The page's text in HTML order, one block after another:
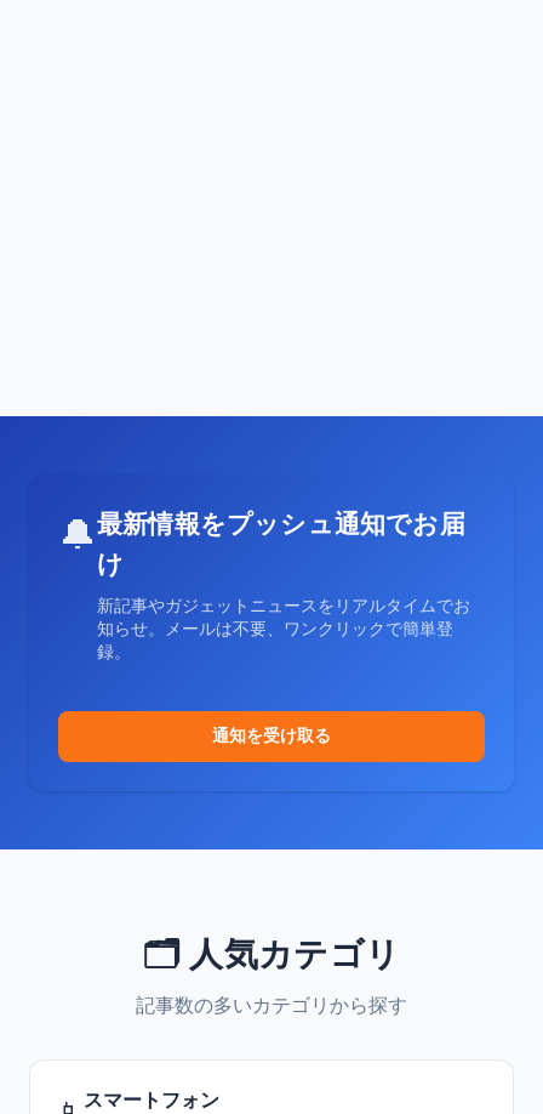
🔔最新情報をプッシュ通知でお届
け
新記事やガジェットニュースをリアルタイムでお
知らせ。メールは不要、ワンクリックで簡単登
録。
通知を受け取る
🗂️ 人気カテゴリ
記事数の多いカテゴリから探す
スマートフォン